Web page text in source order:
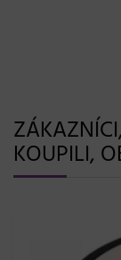
KOUPILI,